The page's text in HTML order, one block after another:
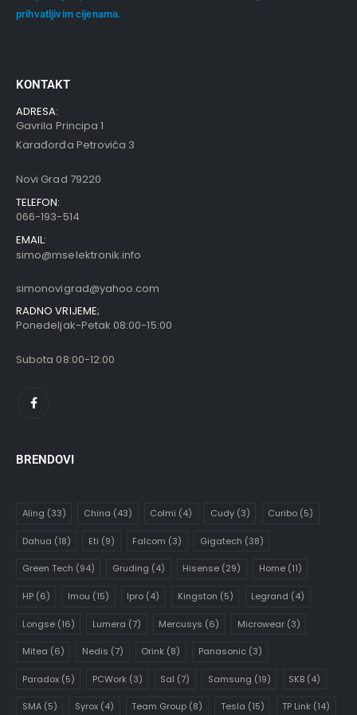
prihvatljivim cijenama.
KONTAKT
ADRESA:
Gavrila Principa 1
Karađorđa Petrovića 3
Novi Grad 79220
TELEFON:
066-193-514
EMAIL:
simo@mselektronik.info
simonovigrad@yahoo.com
RADNO VRIJEME;
Ponedeljak-Petak 08:00-15:00
Subota 08:00-12:00
BRENDOVI
Aling (33) China (43) Colmi (4) Cudy(3) Curibo (5)
Dahua (18) Eti (9) Falcom (3) Gigatech (38)
Green Tech (94) Gruding (4) Hisense (29) Home(11)
HP(6) Imou (15) Ipro (4) Kingston (5) Legrand (4)
Longse(16) Lumera (7) Mercusys (6) Microwear(3)
Mitea (6) Nedis (7) Orink (8) Panasonic(3)
Paradox(5) PCWork (3) Sal (7) Samsung (19) SKB (4)
SMA(5) Syrox (4) Team Group (8) Tesla (15) TP Link (14)